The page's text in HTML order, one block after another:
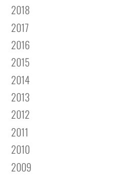
2018
2017
2016
2015
2014
2013
2012
2011
2010
2009